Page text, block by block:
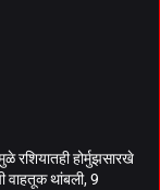
रशियातही होर्मुझसारखे
वाहतूक थांबली, 9